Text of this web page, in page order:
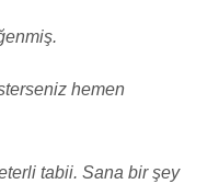
hemen
tabii. Sana bir şey